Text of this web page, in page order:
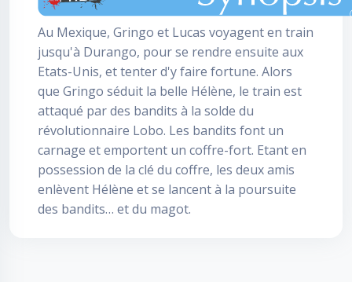
Au Mexique, Gringo et Lucas voyagent en train
jusqu'à Durango, pour se rendre ensuite aux
Etats-Unis, et tenter d'y faire fortune. Alors
que Gringo séduit la belle Hélène, le train est
attaqué par des bandits à la solde du
révolutionnaire Lobo. Les bandits font un
carnage et emportent un coffre-fort. Etant en
possession de la clé du coffre, les deux amis
enlèvent Hélène et se lancent à la poursuite
des bandits… et du magot.